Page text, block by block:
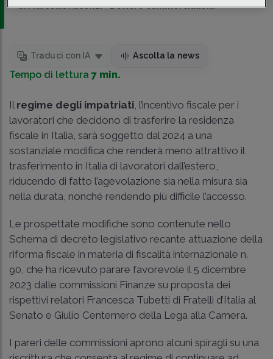
diMarcello Ascenzi-Dottore commercialista
Traduci con IA Ascolta la news
Tempo di lettura 7 min.
Il regime degli impatriati, l’incentivo fiscale per i
lavoratori che decidono di trasferire la residenza
fiscale in Italia, sarà soggetto dal 2024 a una
sostanziale modifica che renderà meno attrattivo il
trasferimento in Italia di lavoratori dall’estero,
riducendo di fatto l’agevolazione sia nella misura sia
nella durata, nonché rendendo più difficile l’accesso.
Le prospettate modifiche sono contenute nello
Schema di decreto legislativo recante attuazione della
riforma fiscale in materia di fiscalità internazionale n.
90, che ha ricevuto parare favorevole il 5 dicembre
2023 dalle commissioni Finanze su proposta dei
rispettivi relatori Francesca Tubetti di Fratelli d’Italia al
Senato e Giulio Centemero della Lega alla Camera.
I pareri delle commissioni aprono alcuni spiragli su una